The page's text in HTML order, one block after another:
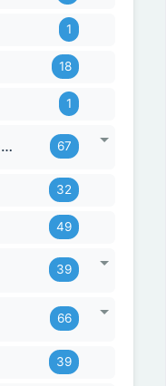
1
18
1
Biểu trưng - Vinh danh in logo 67
32
49
39
66
39